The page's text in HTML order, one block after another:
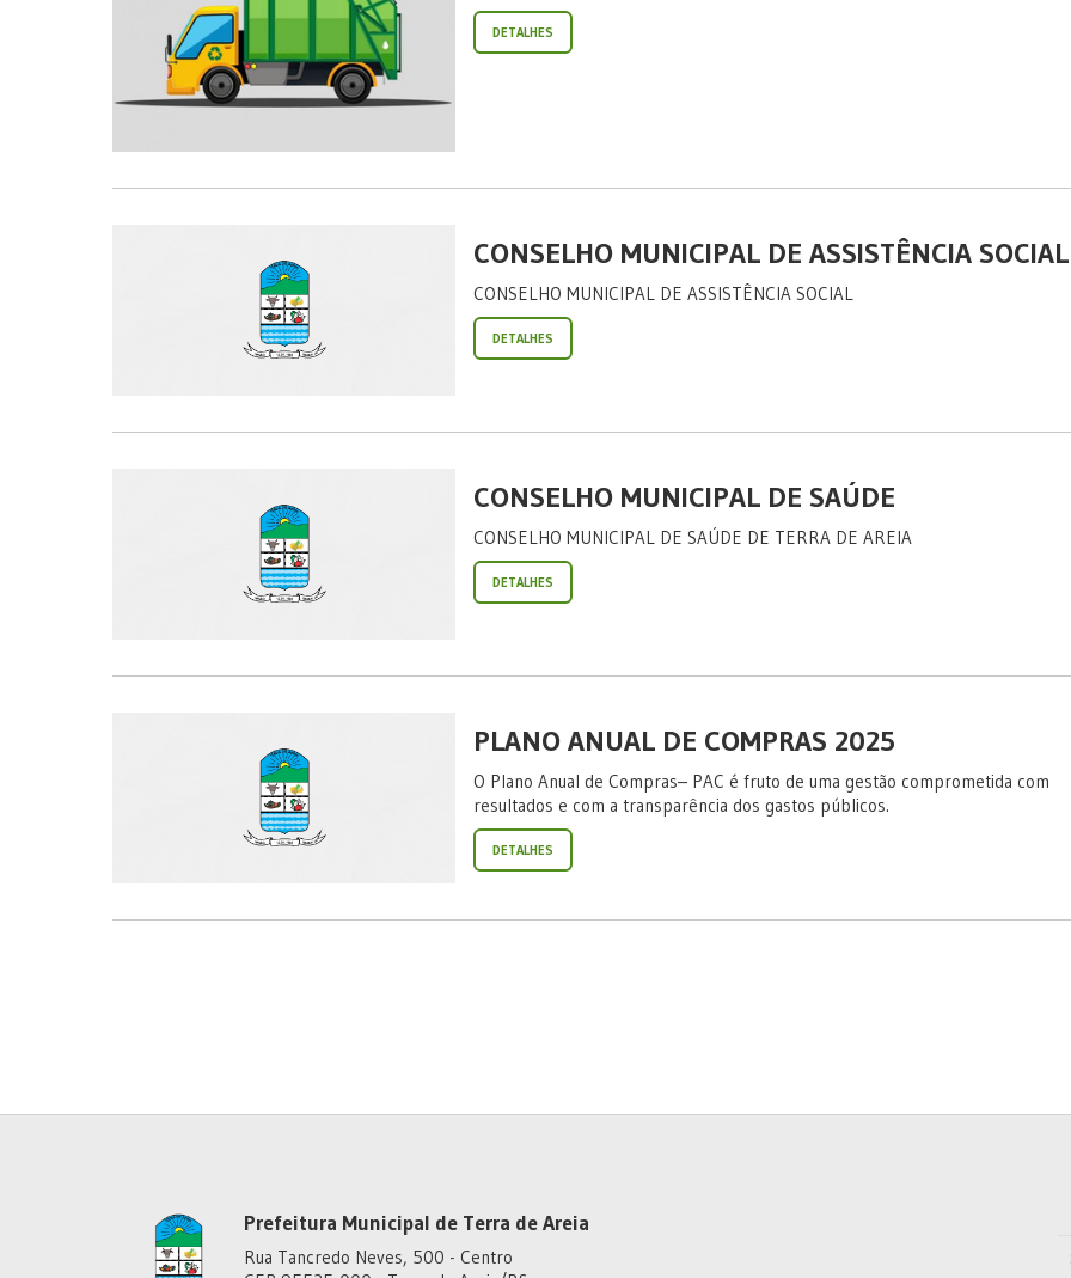
DETALHES
CONSELHO MUNICIPAL DE ASSISTÊNCIA SOCIAL
CONSELHO MUNICIPAL DE ASSISTÊNCIA SOCIAL
DETALHES
CONSELHO MUNICIPAL DE SAÚDE
CONSELHO MUNICIPAL DE SAÚDE DE TERRA DE AREIA
DETALHES
PLANO ANUAL DE COMPRAS 2025
O Plano Anual de Compras– PAC é fruto de uma gestão comprometida com
resultados e com a transparência dos gastos públicos.
DETALHES
Prefeitura Municipal de Terra de Areia
Rua Tancredo Neves, 500 - Centro